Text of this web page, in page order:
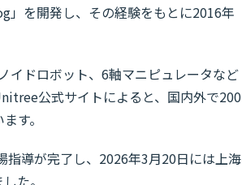
」を開発し、その経験をもとに2016年
イドロボット、6軸マニピュレータなど
公式サイトによると、国内外で200
す。
導が完了し、2026年3月20日には上海
た。